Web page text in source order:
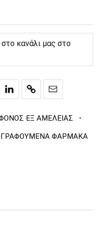
κανάλι μας στο
ΕΞ ΑΜΕΛΕΙΑΣ ·
ΦΑΡΜΑΚΑ